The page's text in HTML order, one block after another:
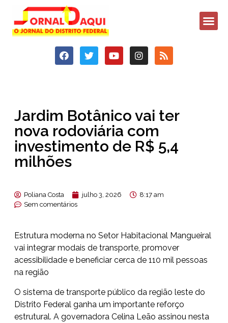
Jardim Botânico vai ter
nova rodoviária com
investimento de R$ 5,4
milhões
Poliana Costa julho 3, 2026
8:17 am
Sem comentários
Estrutura moderna no Setor Habitacional Mangueiral
vai integrar modais de transporte, promover
acessibilidade e beneficiar cerca de 110 mil pessoas
na região
O sistema de transporte público da região leste do
Distrito Federal ganha um importante reforço
estrutural. A governadora Celina Leão assinou nesta